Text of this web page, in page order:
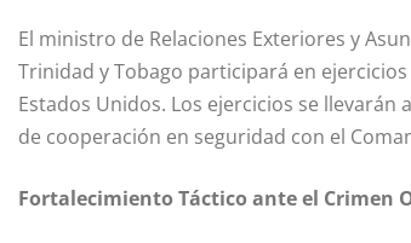
El ministro de Relaciones Exteriores y
Trinidad y Tobago participará en
Estados Unidos. Los ejercicios se
de cooperación en seguridad con el
Fortalecimiento Táctico ante el Crimen